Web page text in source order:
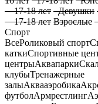
17-18 лет Девушки
17-18 лет Взрослые
Спорт
ВсеРоликовый спорт
каткиСпортивные
центрыАквапарки
клубыТренажерные
залыАквааэробика
футболАрмрестлинг